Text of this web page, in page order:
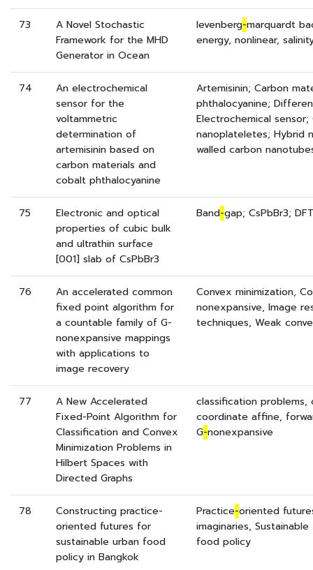
73
A Novel Stochastic
Framework for the MHD
Generator in Ocean
levenberg-marquardt
energy, nonlinear,
74
An electrochemical
sensor for the
voltammetric
determination of
artemisinin based on
carbon materials and
cobalt phthalocyanine
Artemisinin; Carbon
phthalocyanine;
Electrochemical sensor;
nanoplateletes; Hybrid
walled carbon
75
Electronic and optical
properties of cubic bulk
and ultrathin surface
[001] slab of CsPbBr3
Band-gap; CsPbBr3;
76
An accelerated common
fixed point algorithm for
a countable family of G-
nonexpansive mappings
with applications to
image recovery
Convex minimization,
nonexpansive, Image
techniques, Weak
77
A New Accelerated
Fixed-Point Algorithm for
Classification and Convex
Minimization Problems in
Hilbert Spaces with
Directed Graphs
classification problems,
coordinate affine,
G-nonexpansive
78
Constructing practice-
oriented futures for
sustainable urban food
policy in Bangkok
Practice-oriented
imaginaries,
food policy